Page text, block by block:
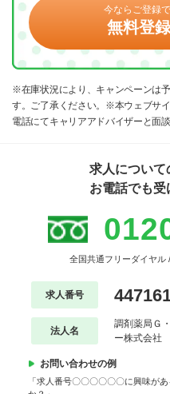
今ならご登録
無料登
※在庫状況により、キャンペーンは
す。ご了承ください。※本ウェブサ
電話にてキャリアアドバイザーと面
求人について
お電話でも
全国共通フリーダイヤル
求人番号
法人名
調剤薬局Ｇ
ー株式会社
お問い合わせの例
「求人番号〇〇〇〇〇〇に興味が